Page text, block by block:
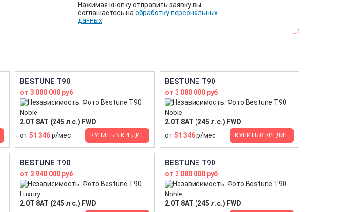
Нажимая кнопку отправить заявку вы
соглашаетесь на обработку персональных
данных
BESTUNE T90
от 3 080 000 руб
Noble
2.0T 8AT (245 л.с.) FWD
от 51 346р/мес КУПИТЬ В КРЕДИТ
BESTUNE T90
от 3 080 000 руб
Noble
2.0T 8AT (245 л.с.) FWD
от 51 346р/мес КУПИТЬ В КРЕДИТ
BESTUNE T90
от 2 940 000 руб
Luxury
2.0T 8AT (245 л.с.) FWD
BESTUNE T90
от 3 080 000 руб
Noble
2.0T 8AT (245 л.с.) FWD